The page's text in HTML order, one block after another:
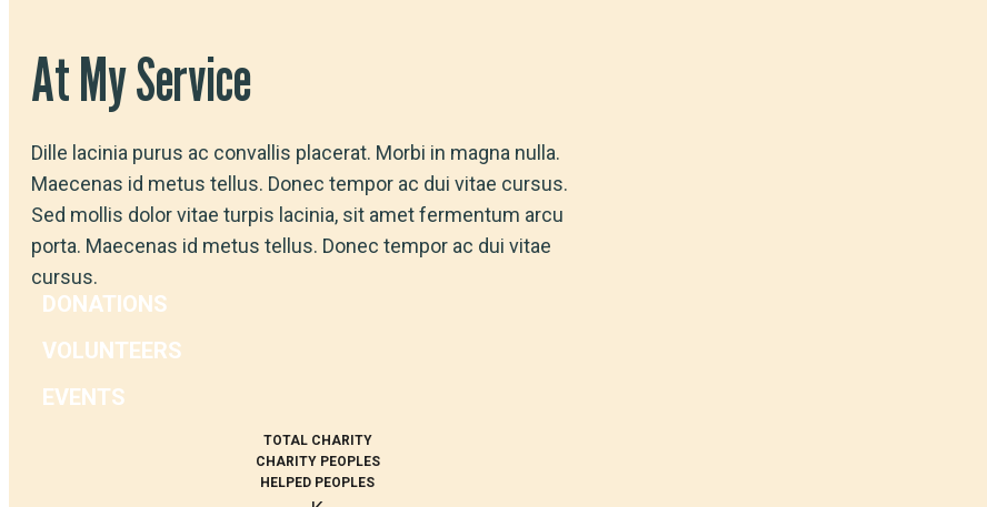
At My Service
Dille lacinia purus ac convallis placerat. Morbi in magna nulla.
Maecenas id metus tellus. Donec tempor ac dui vitae cursus.
Sed mollis dolor vitae turpis lacinia, sit amet fermentum arcu
porta. Maecenas id metus tellus. Donec tempor ac dui vitae
cursus.
DONATIONS
VOLUNTEERS
EVENTS
TOTAL CHARITY
CHARITY PEOPLES
HELPED PEOPLES